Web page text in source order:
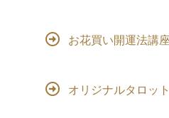
お花買い開運法講座
オリジナルタロッ